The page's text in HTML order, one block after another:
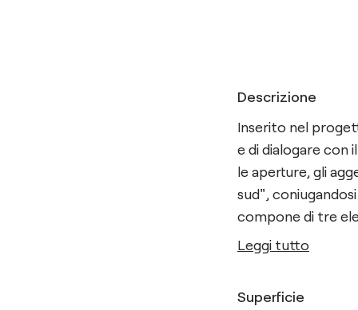
Descrizione
Inserito nel
e di dialogare con
le aperture, gli
sud",
compone di tre
Leggi tutto
Superficie